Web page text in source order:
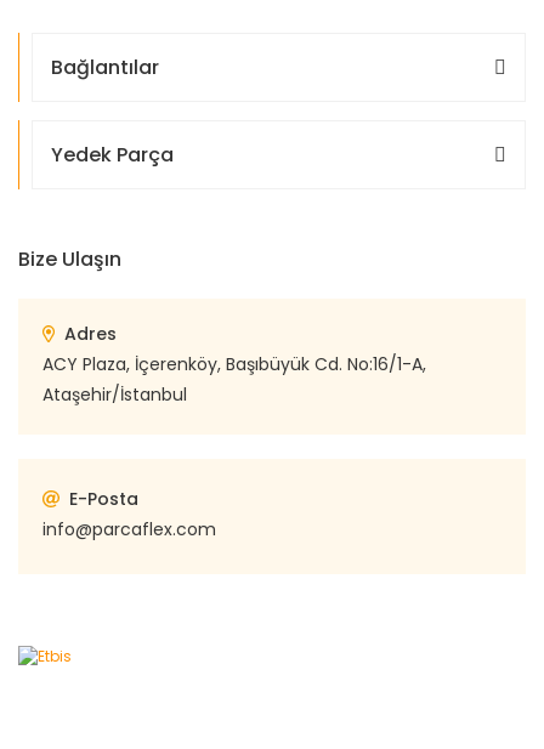
Bağlantılar
Yedek Parça
Bize Ulaşın
Adres
ACY Plaza, İçerenköy, Başıbüyük Cd. No:16/1-A,
Ataşehir/İstanbul
E-Posta
info@parcaflex.com